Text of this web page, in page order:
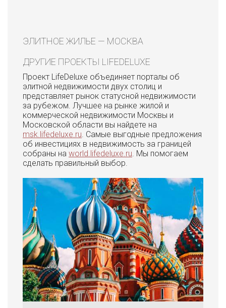
ЭЛИТНОЕ ЖИЛЬЕ — МОСКВА
ДРУГИЕ ПРОЕКТЫ LIFEDELUXE
Проект LifeDeluxe объединяет порталы об
элитной недвижимости двух столиц и
представляет рынок статусной недвижимости
за рубежом. Лучшее на рынке жилой и
коммерческой недвижимости Москвы и
Московской области вы найдете на
msk.lifedeluxe.ru. Самые выгодные предложения
об инвестициях в недвижимость за границей
собраны на world.lifedeluxe.ru. Мы помогаем
сделать правильный выбор.